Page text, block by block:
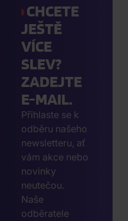
CHCETE
JEŠTĚ
VÍCE
SLEV?
ZADEJTE
E-MAIL.
Přihlaste se k
odběru našeho
newsletteru, ať
vám akce nebo
novinky
neutečou.
Naše
odběratele